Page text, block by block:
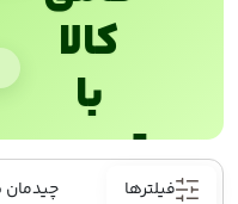
کالا
با
ترب‌پی
فیلترها